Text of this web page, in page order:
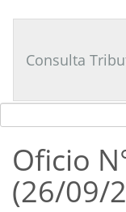
Tributario
Consulta
Oficio
(26/09/